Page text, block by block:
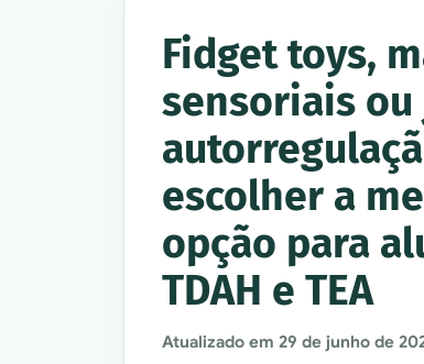
Fidget toys,
sensoriais ou
escolher a
opção para
TDAH e TEA
Atualizado em 29 de junho de